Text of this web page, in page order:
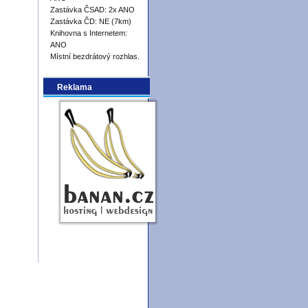
Zastávka ČSAD: 2x ANO
Zastávka ČD: NE (7km)
Knihovna s Internetem:
ANO
Místní bezdrátový rozhlas.
Reklama